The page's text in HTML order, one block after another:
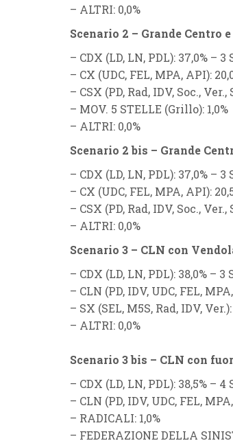
– ALTRI: 0,0%
Scenario 2 – Grande Centro
– CDX (LD, LN, PDL): 37,0% – 3
– CX (UDC, FEL, MPA, API):
– CSX (PD, Rad, IDV, Soc., Ver.,
– MOV. 5 STELLE (Grillo): 1,0%
– ALTRI: 0,0%
Scenario 2 bis – Grande
– CDX (LD, LN, PDL): 37,0% – 3
– CX (UDC, FEL, MPA, API):
– CSX (PD, Rad, IDV, Soc., Ver.,
– ALTRI: 0,0%
Scenario 3 – CLN con
– CDX (LD, LN, PDL): 38,0% – 3
– CLN (PD, IDV, UDC, FEL,
– SX (SEL, M5S, Rad, IDV, Ver.):
– ALTRI: 0,0%
Scenario 3 bis – CLN con
– CDX (LD, LN, PDL): 38,5% – 4
– CLN (PD, IDV, UDC, FEL,
– RADICALI: 1,0%
– FEDERAZIONE DELLA